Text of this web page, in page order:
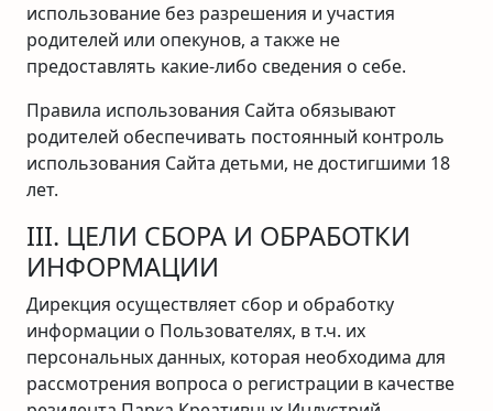
использование без разрешения и участия
родителей или опекунов, а также не
предоставлять какие-либо сведения о себе.
Правила использования Сайта обязывают
родителей обеспечивать постоянный контроль
использования Сайта детьми, не достигшими 18
лет.
III. ЦЕЛИ СБОРА И ОБРАБОТКИ
ИНФОРМАЦИИ
Дирекция осуществляет сбор и обработку
информации о Пользователях, в т.ч. их
персональных данных, которая необходима для
рассмотрения вопроса о регистрации в качестве